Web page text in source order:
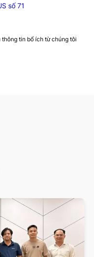
số 71
tin bổ ích từ chúng tôi​